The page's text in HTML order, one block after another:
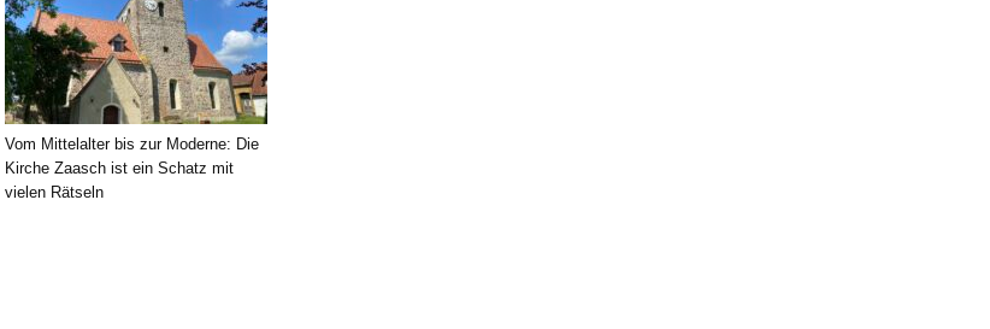
Vom Mittelalter bis zur Moderne: Die
Kirche Zaasch ist ein Schatz mit
vielen Rätseln